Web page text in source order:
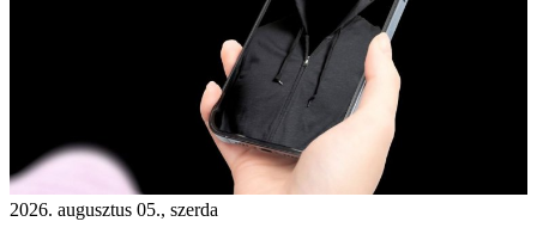
2026. augusztus 05., szerda